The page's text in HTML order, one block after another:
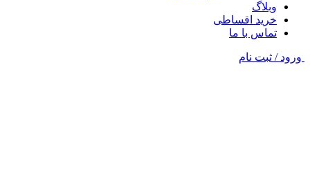
وبلاگ
خرید اقساطی
تماس با ما
ورود / ثبت نام